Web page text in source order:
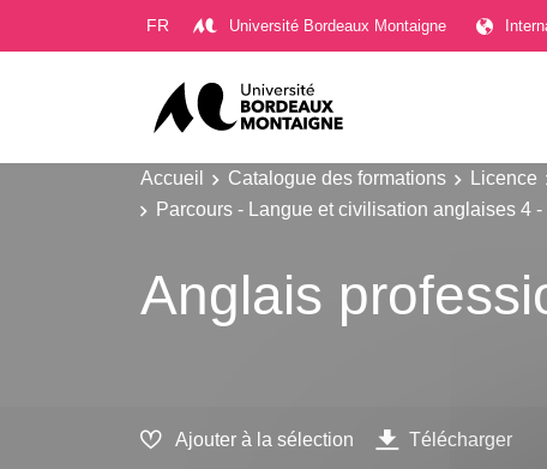
FR Université Bordeaux Montaigne
Accueil Catalogue des formations Licence
Parcours - Langue et civilisation anglaises 4
Anglais
Ajouter à la sélection Télécharger